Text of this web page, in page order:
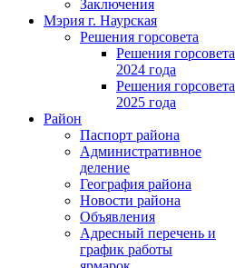
Заключения
Мэрия г. Наурская
Решения горсовета
Решения горсовета
2024 года
Решения горсовета
2025 года
Район
Паспорт района
Административное
деление
География района
Новости района
Объявления
Адресный перечень и
график работы